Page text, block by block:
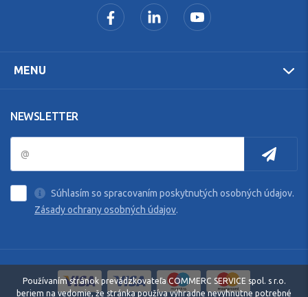
MENU
NEWSLETTER
Súhlasím so spracovaním poskytnutých osobných údajov.
Zásady ochrany osobných údajov.
Používaním stránok prevádzkovateľa COMMERC SERVICE spol. s r.o.
beriem na vedomie, že stránka používa výhradne nevyhnutne potrebné